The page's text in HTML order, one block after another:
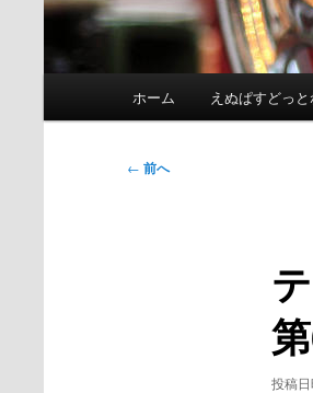
ホーム えぬぱすどっ
投
← 前へ
投稿